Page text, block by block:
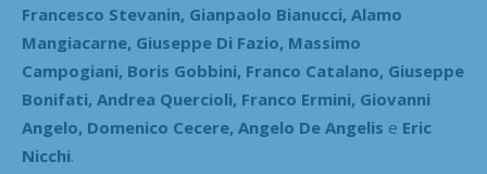
Francesco Stevanin, Gianpaolo Bianucci, Alamo
Mangiacarne, Giuseppe Di Fazio, Massimo
Campogiani, Boris Gobbini, Franco Catalano, Giuseppe
Bonifati, Andrea Quercioli, Franco Ermini, Giovanni
Angelo, Domenico Cecere, Angelo De Angelis e Eric
Nicchi.